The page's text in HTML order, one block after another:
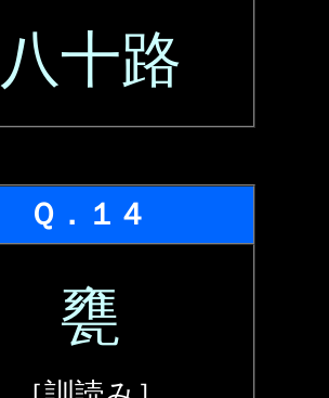
八十路
Ｑ．１４
甕